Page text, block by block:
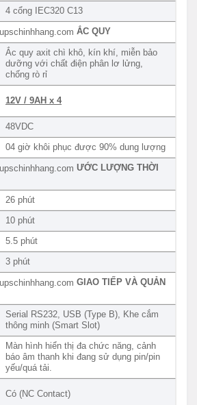
4 cổng IEC320 C13
ẮC QUY
Ắc quy axit chì khô, kín khí, miễn bảo
dưỡng với chất điện phân lơ lửng,
chống rò rỉ
12V / 9AH x 4
48VDC
04 giờ khôi phục được 90% dung lượng
ƯỚC LƯỢNG THỜI
26 phút
10 phút
5.5 phút
3 phút
GIAO TIẾP VÀ QUẢN
Serial RS232, USB (Type B), Khe cắm
thông minh (Smart Slot)
Màn hình hiển thị đa chức năng, cảnh
báo âm thanh khi đang sử dụng pin/pin
yếu/quá tải.
Có (NC Contact)